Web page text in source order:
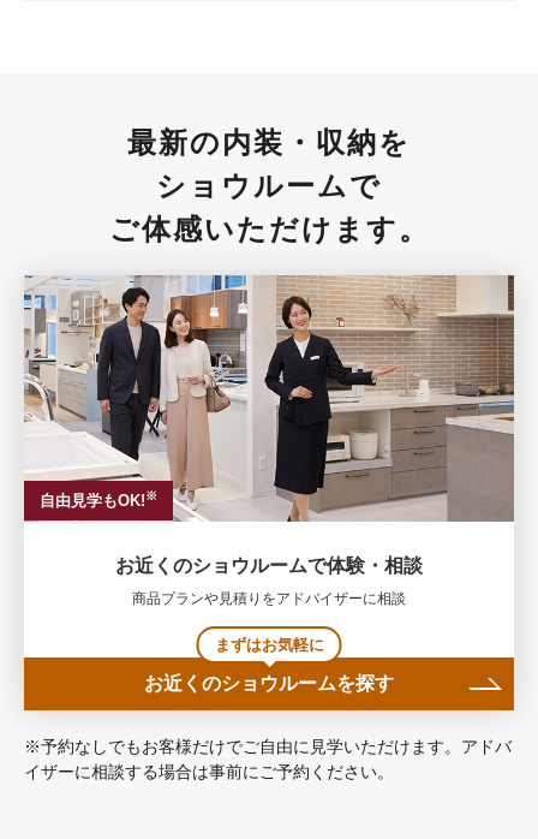
最新の内装・収納を
ショウルームで
ご体感いただけます。
自由見学もOK!※
お近くのショウルームで体験・相談
商品プランや見積りをアドバイザーに相談
まずはお気軽に
お近くのショウルームを探す
※予約なしでもお客様だけでご自由に見学いただけます。アドバ
イザーに相談する場合は事前にご予約ください。